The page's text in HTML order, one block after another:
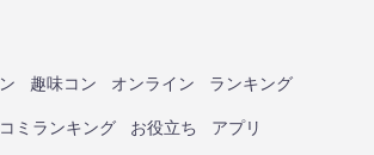
趣味コン オンライン ランキング
ミランキング お役立ち アプリ